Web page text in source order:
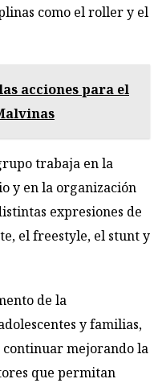
como el roller y el
acciones para el
trabaja en la
y en la organización
expresiones de
el freestyle, el stunt y
de la
y familias,
continuar mejorando la
que permitan